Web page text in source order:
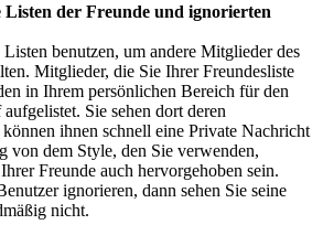
Listen der Freunde und ignorierten
Listen benutzen, um andere Mitglieder des
Mitglieder, die Sie Ihrer Freundesliste
in Ihrem persönlichen Bereich für den
Sie sehen dort deren
ihnen schnell eine Private Nachricht
von dem Style, den Sie verwenden,
Freunde auch hervorgehoben sein.
ignorieren, dann sehen Sie seine
nicht.